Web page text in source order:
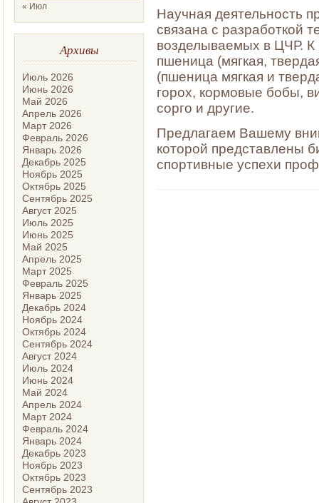
« Июл
Архивы
Июль 2026
Июнь 2026
Май 2026
Апрель 2026
Март 2026
Февраль 2026
Январь 2026
Декабрь 2025
Ноябрь 2025
Октябрь 2025
Сентябрь 2025
Август 2025
Июль 2025
Июнь 2025
Май 2025
Апрель 2025
Март 2025
Февраль 2025
Январь 2025
Декабрь 2024
Ноябрь 2024
Октябрь 2024
Сентябрь 2024
Август 2024
Июль 2024
Июнь 2024
Май 2024
Апрель 2024
Март 2024
Февраль 2024
Январь 2024
Декабрь 2023
Ноябрь 2023
Октябрь 2023
Сентябрь 2023
Научная деятельность
связана с разработкой
возделываемых в ЦЧР. К
пшеница (мягкая,
(пшеница мягкая и
горох, кормовые бобы,
сорго и другие.
Предлагаем Вашему
которой представлены
спортивные успехи